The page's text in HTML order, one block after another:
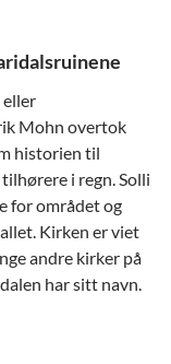
Mohn overtok
historien til
i regn. Solli
for området og
Kirken er viet
andre kirker på
har sitt navn.
til